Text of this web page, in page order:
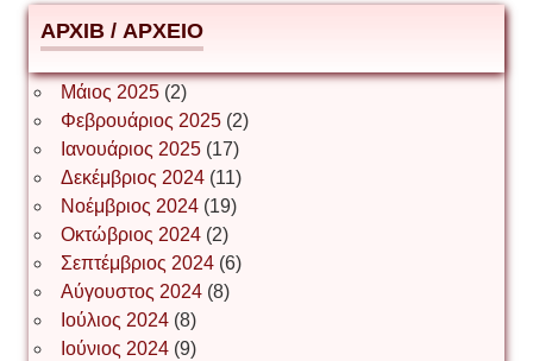
ΕΥΑΓΓΕΛΟΣ ΜΩΚΟΣ
Ιωάννης Σ. Παπαφλωράτος
ΝΙΚΟΣ ΓΑΤΟΣ
Νίκος Λυγερός
АРХІВ / ΑΡΧΕΙΟ
Μάιος 2025(2)
Φεβρουάριος 2025(2)
Ιανουάριος 2025(17)
Δεκέμβριος 2024(11)
Νοέμβριος 2024(19)
Οκτώβριος 2024(2)
Σεπτέμβριος 2024(6)
Αύγουστος 2024(8)
Ιούλιος 2024(8)
Ιούνιος 2024(9)